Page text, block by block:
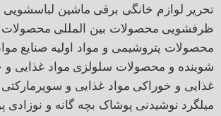
تحریر لوازم خانگی برقی ماشین لباسشویی
ظرفشویی محصولات بین المللی محصولات
محصولات پتروشیمی و مواد اولیه صنایع
شوینده و محصولات سلولزی مواد غذایی و
غذایی و خوراکی مواد غذایی و سوپرمارکتی
میلگرد نوشیدنی پوشاک بچه گانه و نوزادی